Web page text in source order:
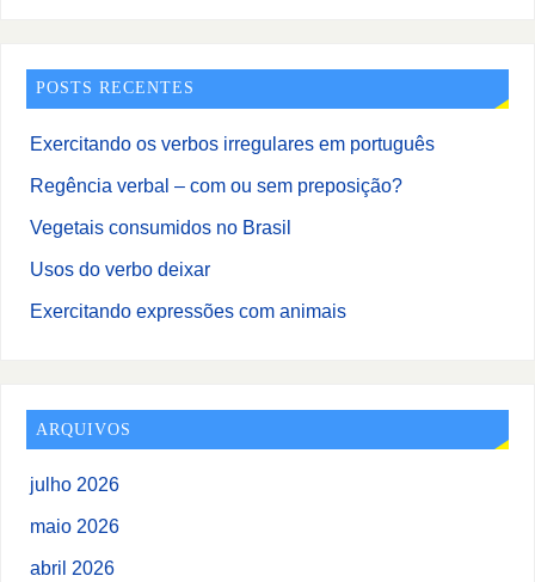
POSTS RECENTES
Exercitando os verbos irregulares em português
Regência verbal – com ou sem preposição?
Vegetais consumidos no Brasil
Usos do verbo deixar
Exercitando expressões com animais
ARQUIVOS
julho 2026
maio 2026
abril 2026